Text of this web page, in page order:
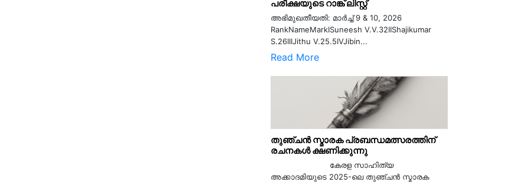
പരീക്ഷയുടെ റാങ്ക് ലിസ്റ്റ്
അഭിമുഖതീയതി: മാർച്ച് 9 & 10, 2026
RankNameMarkISuneesh V.V.32IIShajikumar
S.26IIIJithu V.25.5IVJibin...
Read More
തുഞ്ചൻ സ്മാരക പ്രബന്ധമത്സരത്തിന്
രചനകൾ ക്ഷണിക്കുന്നു
കേരള സാഹിത്യ
അക്കാദമിയുടെ 2025-ലെ തുഞ്ചൻ സ്മാരക